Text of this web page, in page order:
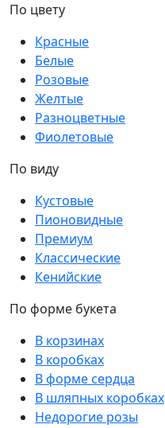
По цвету
Красные
Белые
Розовые
Желтые
Разноцветные
Фиолетовые
По виду
Кустовые
Пионовидные
Премиум
Классические
Кенийские
По форме букета
В корзинах
В коробках
В форме сердца
В шляпных коробках
Недорогие розы